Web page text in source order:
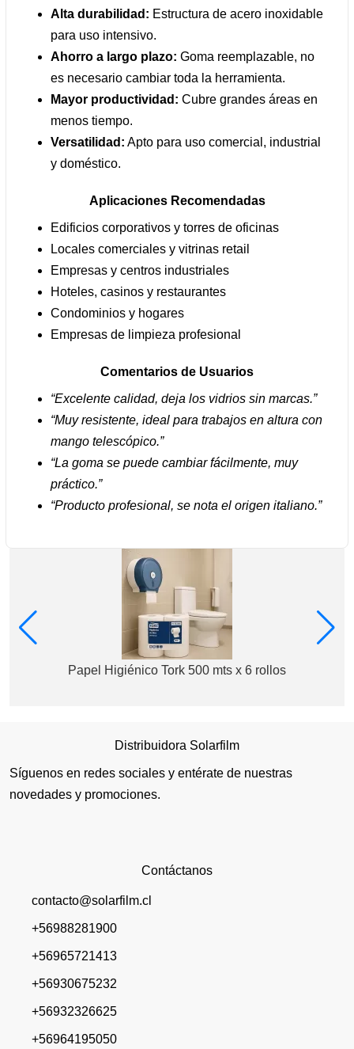
Alta durabilidad: Estructura de acero inoxidable
para uso intensivo.
Ahorro a largo plazo: Goma reemplazable, no
es necesario cambiar toda la herramienta.
Mayor productividad: Cubre grandes áreas en
menos tiempo.
Versatilidad: Apto para uso comercial, industrial
y doméstico.
Aplicaciones Recomendadas
Edificios corporativos y torres de oficinas
Locales comerciales y vitrinas retail
Empresas y centros industriales
Hoteles, casinos y restaurantes
Condominios y hogares
Empresas de limpieza profesional
Comentarios de Usuarios
“Excelente calidad, deja los vidrios sin marcas.”
“Muy resistente, ideal para trabajos en altura con
mango telescópico.”
“La goma se puede cambiar fácilmente, muy
práctico.”
“Producto profesional, se nota el origen italiano.”
Papel Higiénico Tork 500 mts x 6 rollos
Distribuidora Solarfilm
Síguenos en redes sociales y entérate de nuestras
novedades y promociones.
Contáctanos
contacto@solarfilm.cl
+56988281900
+56965721413
+56930675232
+56932326625
+56964195050